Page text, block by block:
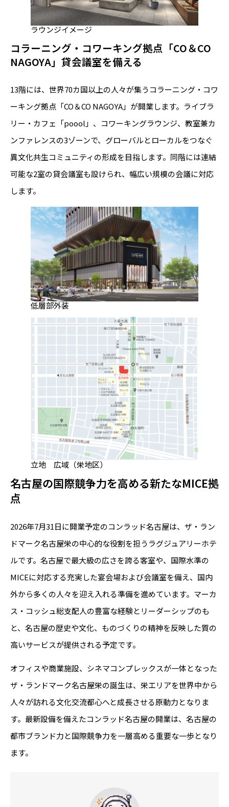
ラウンジイメージ
コラーニング・コワーキング拠点「CO＆CO
NAGOYA」貸会議室を備える
13階には、世界70カ国以上の人々が集うコラーニング・コワ
ーキング拠点「CO＆CO NAGOYA」が開業します。ライブラ
リー・カフェ「poool」、コワーキングラウンジ、教室兼カ
ンファレンスの3ゾーンで、グローバルとローカルをつなぐ
異文化共生コミュニティの形成を目指します。同階には連結
可能な2室の貸会議室も設けられ、幅広い規模の会議に対応
します。
低層部外装
立地 広域（栄地区）
名古屋の国際競争力を高める新たなMICE拠
点
2026年7月31日に開業予定のコンラッド名古屋は、ザ・ラン
ドマーク名古屋栄の中心的な役割を担うラグジュアリーホテ
ルです。名古屋で最大級の広さを誇る客室や、国際水準の
MICEに対応する充実した宴会場および会議室を備え、国内
外から多くの人々を迎え入れる準備を進めています。マーカ
ス・コッシュ総支配人の豊富な経験とリーダーシップのも
と、名古屋の歴史や文化、ものづくりの精神を反映した質の
高いサービスが提供される予定です。
オフィスや商業施設、シネマコンプレックスが一体となった
ザ・ランドマーク名古屋栄の誕生は、栄エリアを世界中から
人々が訪れる文化交流都心へと成長させる原動力となりま
す。最新設備を備えたコンラッド名古屋の開業は、名古屋の
都市ブランド力と国際競争力を一層高める重要な一歩となり
ます。